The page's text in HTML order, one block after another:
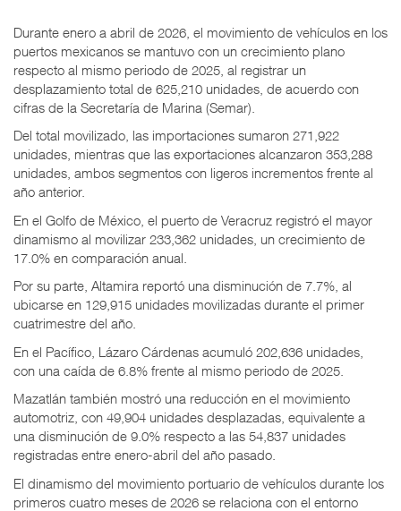
Durante enero a abril de 2026, el movimiento de vehículos en los
puertos mexicanos se mantuvo con un crecimiento plano
respecto al mismo periodo de 2025, al registrar un
desplazamiento total de 625,210 unidades, de acuerdo con
cifras de la Secretaría de Marina (Semar).
Del total movilizado, las importaciones sumaron 271,922
unidades, mientras que las exportaciones alcanzaron 353,288
unidades, ambos segmentos con ligeros incrementos frente al
año anterior.
En el Golfo de México, el puerto de Veracruz registró el mayor
dinamismo al movilizar 233,362 unidades, un crecimiento de
17.0% en comparación anual.
Por su parte, Altamira reportó una disminución de 7.7%, al
ubicarse en 129,915 unidades movilizadas durante el primer
cuatrimestre del año.
En el Pacífico, Lázaro Cárdenas acumuló 202,636 unidades,
con una caída de 6.8% frente al mismo periodo de 2025.
Mazatlán también mostró una reducción en el movimiento
automotriz, con 49,904 unidades desplazadas, equivalente a
una disminución de 9.0% respecto a las 54,837 unidades
registradas entre enero-abril del año pasado.
El dinamismo del movimiento portuario de vehículos durante los
primeros cuatro meses de 2026 se relaciona con el entorno